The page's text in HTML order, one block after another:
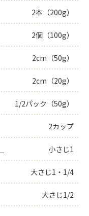
2本（200g）
2個（100g）
2cm（50g）
2cm（20g）
1/2パック（50g）
2カップ
小さじ1
大さじ1・1/4
大さじ1/2